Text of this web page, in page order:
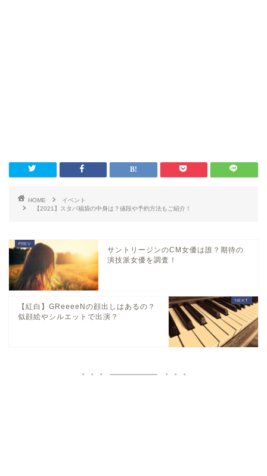
HOME
イベント
【2021】スタバ福袋の中身は？値段や予約方法もご紹介！
サントリージンのCM女優は誰？期待の
演技派女優を調査！
【紅白】GReeeeNの顔出しはあるの？
似顔絵やシルエットで出演？